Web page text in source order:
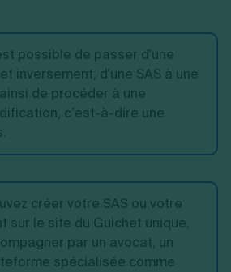
possible de passer d'une
inversement, d'une SAS à une
de procéder à une
c’est-à-dire une
créer votre SAS ou votre
sur le site du Guichet unique,
par un avocat, un
spécialisée comme